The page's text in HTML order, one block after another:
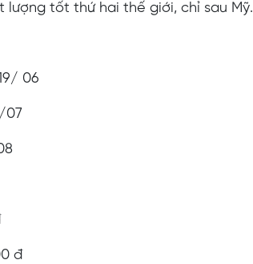
tốt thứ hai thế giới, chỉ sau Mỹ.
06
07
đ